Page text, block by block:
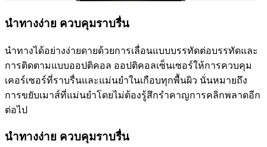
นำทางง่าย ควบคุมราบรื่น
นำทางได้อย่างง่ายดายด้วยการเลื่อนแบบบรรทัดต่อบรรทัดและ
การติดตามแบบออปติคอล ออปติคอลเซ็นเซอร์ให้การควบคุม
เคอร์เซอร์ที่ราบรื่นและแม่นยำในเกือบทุกพื้นผิว นั่นหมายถึง
การขยับเมาส์ที่แม่นยำโดยไม่ต้องรู้สึกรำคาญการคลิกพลาดอีก
ต่อไป
นำทางง่าย ควบคุมราบรื่น